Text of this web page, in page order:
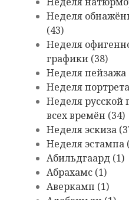
Hеделя
(43)
Hеделя
графики (38)
Hеделя пейзажа
Hеделя
Hеделя русской
всех времён (34)
Hеделя эскиза
Hеделя эстампа
Абильдгаард (1)
Абрахамс (1)
Аверкамп (1)